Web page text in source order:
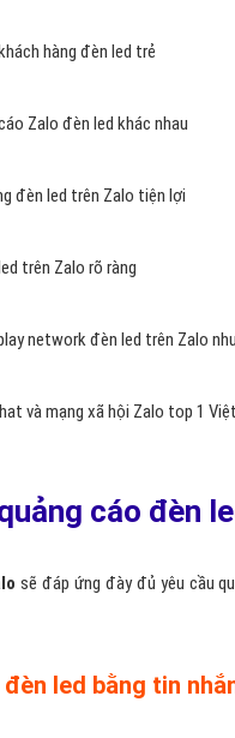
hàng đèn led trẻ
Zalo đèn led khác nhau
đèn led trên Zalo tiện lợi
trên Zalo rõ ràng
network đèn led trên Zalo
và mạng xã hội Zalo top 1
cáo đèn
sẽ đáp ứng đày đủ yêu cầu
led bằng tin